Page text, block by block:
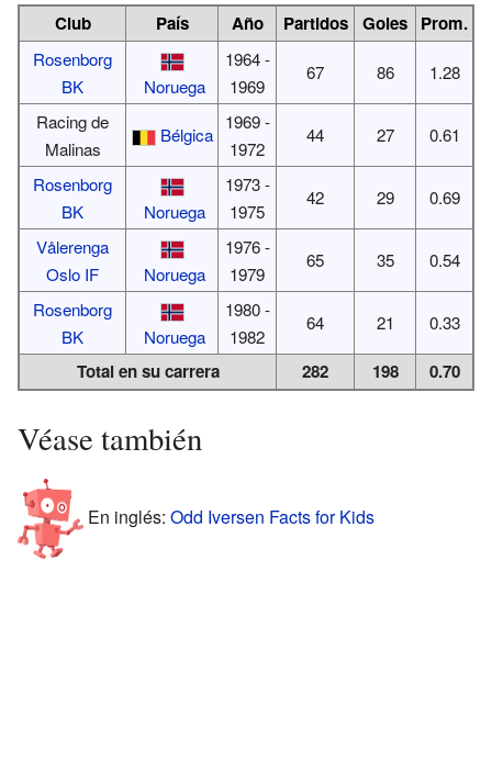
Club País Año Partidos Goles Prom.
Rosenborg
BK
Noruega
1964 -
1969
67 86 1.28
Racing de
Malinas
Bélgica
1969 -
1972
44 27 0.61
Rosenborg
BK
Noruega
1973 -
1975
42 29 0.69
Vålerenga
Oslo IF
Noruega
1976 -
1979
65 35 0.54
Rosenborg
BK
Noruega
1980 -
1982
64 21 0.33
Total en su carrera 282 198 0.70
Véase también
En inglés: Odd Iversen Facts for Kids